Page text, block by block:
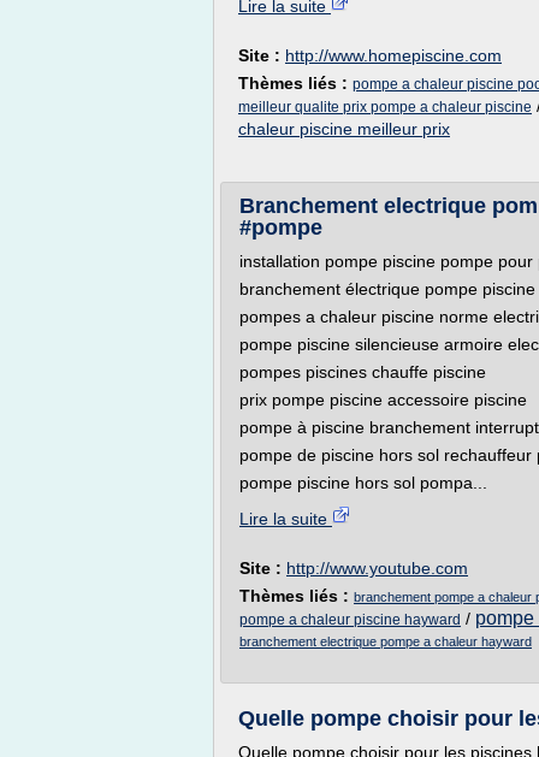
Lire la suite
Site : http://www.homepiscine.com
Thèmes liés : pompe a chaleur piscine
meilleur qualite prix pompe a chaleur piscine
chaleur piscine meilleur prix
Branchement electrique
#pompe
installation pompe piscine pompe pour
branchement électrique pompe
pompes a chaleur piscine norme
pompe piscine silencieuse armoire
pompes piscines chauffe piscine
prix pompe piscine accessoire piscine
pompe à piscine branchement
pompe de piscine hors sol rechauffeur
pompe piscine hors sol pompa...
Lire la suite
Site : http://www.youtube.com
Thèmes liés : branchement pompe a chaleur
pompe a chaleur piscine hayward /
branchement electrique pompe a chaleur hayward
Quelle pompe choisir pour
Quelle pompe choisir pour les piscines